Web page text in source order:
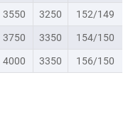
3550 3250
152/149
3750 3350
154/150
4000 3350 156/150